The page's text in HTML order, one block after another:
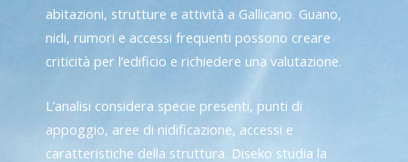
abitazioni, strutture e attività a Gallicano. Guano,
nidi, rumori e accessi frequenti possono creare
criticità per l’edificio e richiedere una valutazione.
L’analisi considera specie presenti, punti di
appoggio, aree di nidificazione, accessi e
caratteristiche della struttura. Diseko studia la